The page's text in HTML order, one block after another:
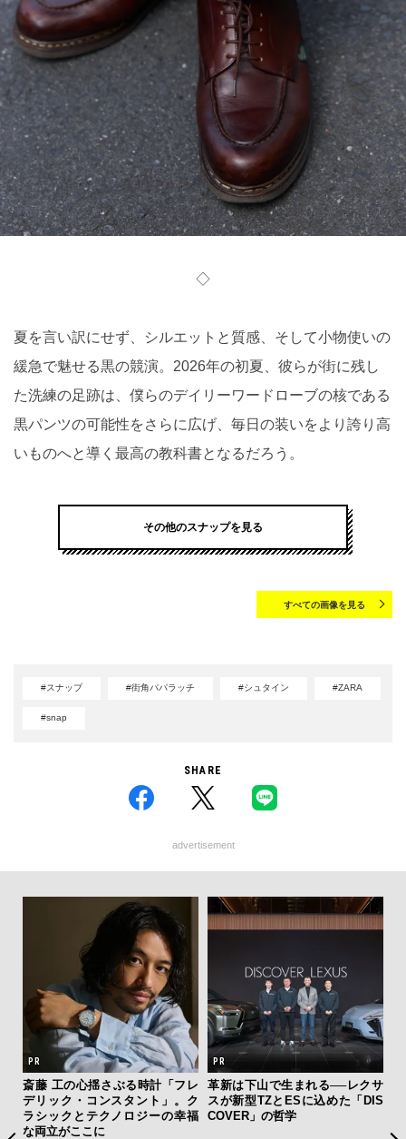
◇
夏を言い訳にせず、シルエットと質感、そして小物使いの
緩急で魅せる黒の競演。2026年の初夏、彼らが街に残し
た洗練の足跡は、僕らのデイリーワードローブの核である
黒パンツの可能性をさらに広げ、毎日の装いをより誇り高
いものへと導く最高の教科書となるだろう。
その他のスナップを見る
すべての画像を見る
#スナップ #街角パパラッチ #シュタイン #ZARA
#snap
SHARE
advertisement
斎藤 工の心揺さぶる時計「フレ
デリック・コンスタント」。ク
ラシックとテクノロジーの幸福
な両立がここに
革新は下山で生まれる──レクサ
スが新型TZとESに込めた「DIS
COVER」の哲学
4